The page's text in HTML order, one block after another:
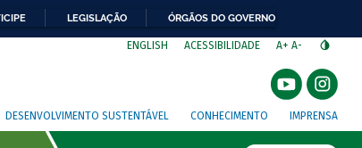
LEGISLAÇÃO ÓRGÃOS DO GOVERNO
ENGLISH ACESSIBILIDADE A+ A-
DESENVOLVIMENTO SUSTENTÁVEL CONHECIMENTO IMPRENSA